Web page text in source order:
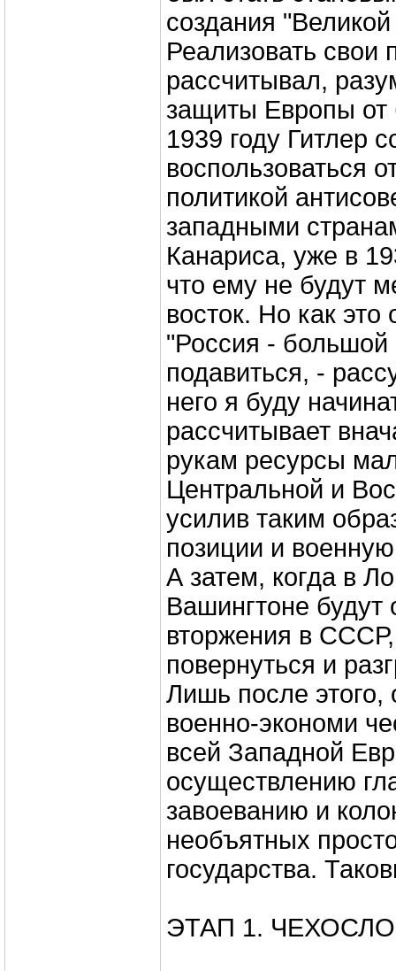
создания
Реализовать свои
рассчитывал,
защиты Европы
1939 году Гитлер
воспользоваться
политикой
западными
Канариса, уже в
что ему не будут
восток. Но как это
"Россия -
подавиться, -
него я буду
рассчитывает
рукам ресурсы
Центральной и
усилив таким
позиции и
А затем, когда в
Вашингтоне будут
вторжения в
повернуться и
Лишь после этого,
военно-экономи
всей Западной
осуществлению
завоеванию и
необъятных
государства.
ЭТАП 1.